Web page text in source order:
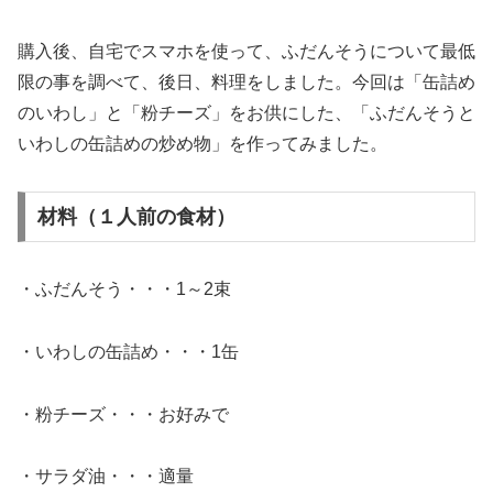
購入後、自宅でスマホを使って、ふだんそうについて最低
限の事を調べて、後日、料理をしました。今回は「缶詰め
のいわし」と「粉チーズ」をお供にした、「ふだんそうと
いわしの缶詰めの炒め物」を作ってみました。
材料（１人前の食材）
・ふだんそう・・・1～2束
・いわしの缶詰め・・・1缶
・粉チーズ・・・お好みで
・サラダ油・・・適量